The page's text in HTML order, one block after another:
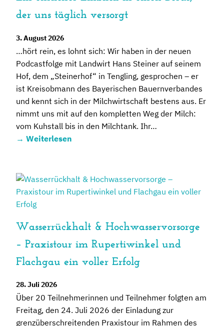
der uns täglich versorgt
3. August 2026
…hört rein, es lohnt sich: Wir haben in der neuen
Podcastfolge mit Landwirt Hans Steiner auf seinem
Hof, dem „Steinerhof“ in Tengling, gesprochen – er
ist Kreisobmann des Bayerischen Bauernverbandes
und kennt sich in der Milchwirtschaft bestens aus. Er
nimmt uns mit auf den kompletten Weg der Milch:
vom Kuhstall bis in den Milchtank. Ihr…
→ Weiterlesen
Wasserrückhalt & Hochwasservorsorge
– Praxistour im Rupertiwinkel und
Flachgau ein voller Erfolg
28. Juli 2026
Über 20 Teilnehmerinnen und Teilnehmer folgten am
Freitag, den 24. Juli 2026 der Einladung zur
grenzüberschreitenden Praxistour im Rahmen des